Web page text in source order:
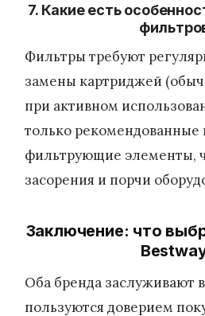
7. Какие есть
Фильтры требуют
замены картриджей
при активном
только рекомендованные
фильтрующие элементы,
засорения и порчи
Заключение: что
Оба бренда заслуживают
пользуются доверием